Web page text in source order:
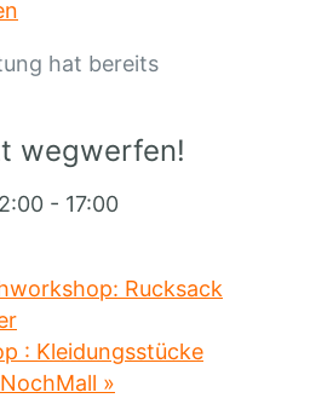
hat bereits
wegwerfen!
- 17:00
Rucksack
: Kleidungsstücke
»